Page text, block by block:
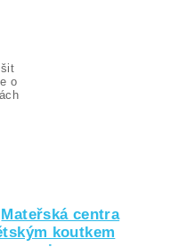
o
Mateřská centra
koutkem